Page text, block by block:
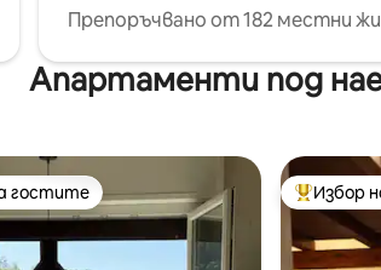
Препоръчвано от 182 местни
Апартаменти под
гостите
гостите Най-Избор